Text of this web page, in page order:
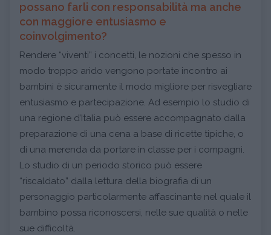
possano farli con responsabilità ma anche
con maggiore entusiasmo e
coinvolgimento?
Rendere “viventi” i concetti, le nozioni che spesso in
modo troppo arido vengono portate incontro ai
bambini è sicuramente il modo migliore per risvegliare
entusiasmo e partecipazione. Ad esempio lo studio di
una regione d’Italia può essere accompagnato dalla
preparazione di una cena a base di ricette tipiche, o
di una merenda da portare in classe per i compagni.
Lo studio di un periodo storico può essere
“riscaldato” dalla lettura della biografia di un
personaggio particolarmente affascinante nel quale il
bambino possa riconoscersi, nelle sue qualità o nelle
sue difficoltà.